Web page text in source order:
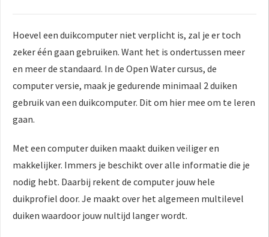
Hoevel een duikcomputer niet verplicht is, zal je er toch
zeker één gaan gebruiken. Want het is ondertussen meer
en meer de standaard. In de Open Water cursus, de
computer versie, maak je gedurende minimaal 2 duiken
gebruik van een duikcomputer. Dit om hier mee om te leren
gaan.
Met een computer duiken maakt duiken veiliger en
makkelijker. Immers je beschikt over alle informatie die je
nodig hebt. Daarbij rekent de computer jouw hele
duikprofiel door. Je maakt over het algemeen multilevel
duiken waardoor jouw nultijd langer wordt.